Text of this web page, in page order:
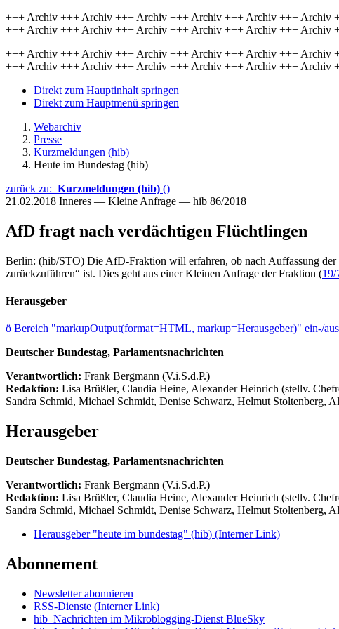
+++ Archiv +++ Archiv +++ Archiv +++ Archiv +++ Archiv +++
+++ Archiv +++ Archiv +++ Archiv +++ Archiv +++ Archiv +++ Archiv
+++ Archiv +++ Archiv +++ Archiv +++ Archiv +++ Archiv +++
+++ Archiv +++ Archiv +++ Archiv +++ Archiv +++ Archiv +++ Archiv
Direkt zum Hauptinhalt springen
Direkt zum Hauptmenü springen
Webarchiv
Presse
Kurzmeldungen (hib)
Heute im Bundestag (hib)
zurück zu: Kurzmeldungen (hib) ()
21.02.2018 Inneres — Kleine Anfrage — hib 86/2018
AfD fragt nach verdächtigen Flüchtlingen
Berlin: (hib/STO) Die AfD-Fraktion will erfahren, ob nach Auffassung
zurückzuführen“ ist. Dies geht aus einer Kleinen Anfrage der Fraktion (19/
Herausgeber
ö Bereich "markupOutput(format=HTML, markup=Herausgeber)" ein-/
Deutscher Bundestag, Parlamentsnachrichten
Verantwortlich: Frank Bergmann (V.i.S.d.P.)
Redaktion: Lisa Brüßler, Claudia Heine, Alexander Heinrich (stellv.
Sandra Schmid, Michael Schmidt, Denise Schwarz, Helmut Stoltenberg,
Herausgeber
Deutscher Bundestag, Parlamentsnachrichten
Verantwortlich: Frank Bergmann (V.i.S.d.P.)
Redaktion: Lisa Brüßler, Claudia Heine, Alexander Heinrich (stellv.
Sandra Schmid, Michael Schmidt, Denise Schwarz, Helmut Stoltenberg,
Herausgeber "heute im bundestag" (hib) (Interner Link)
Abonnement
Newsletter abonnieren
RSS-Dienste (Interner Link)
hib_Nachrichten im Mikroblogging-Dienst BlueSky